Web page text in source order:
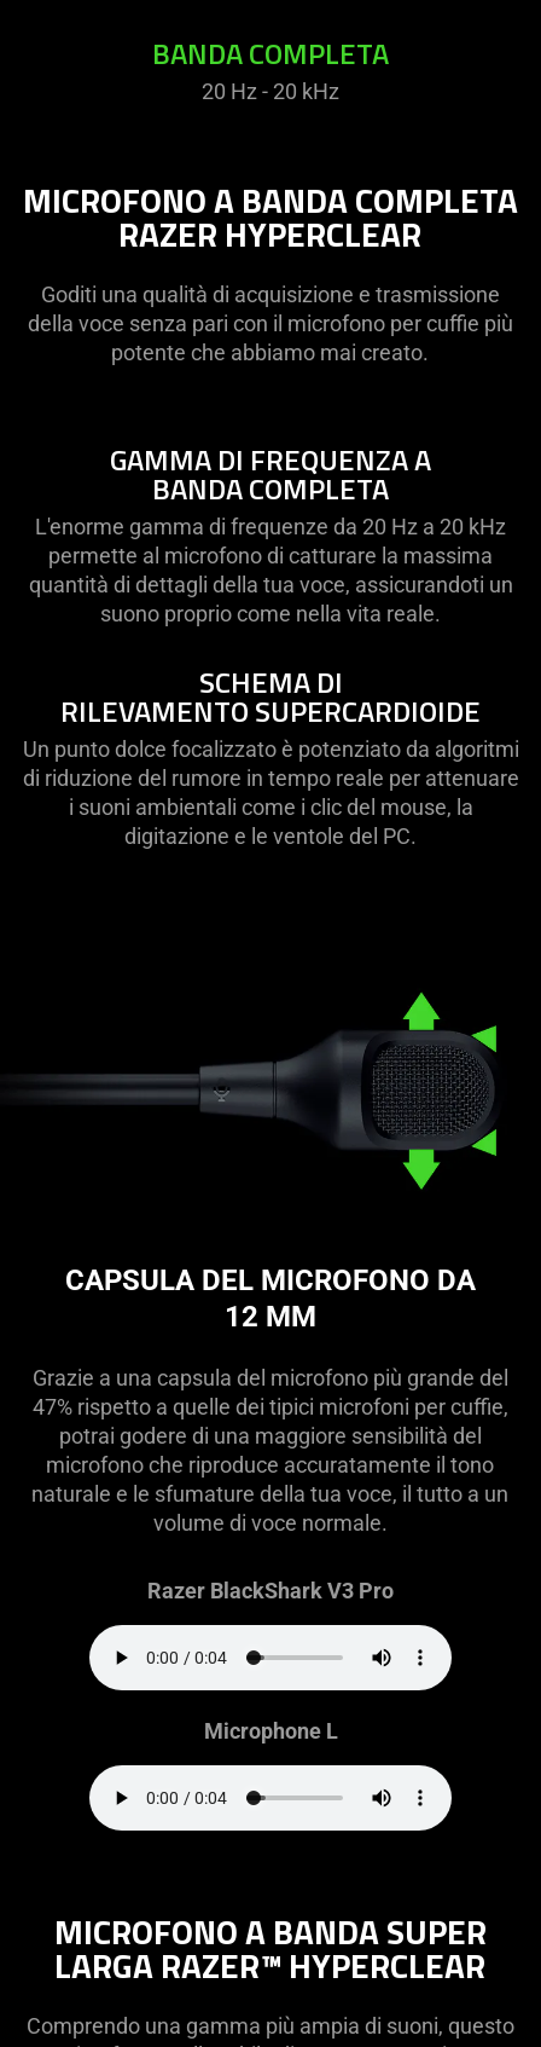
BANDA COMPLETA
20 Hz - 20 kHz
MICROFONO A BANDA COMPLETA
RAZER HYPERCLEAR
Goditi una qualità di acquisizione e trasmissione
della voce senza pari con il microfono per cuffie più
potente che abbiamo mai creato.
CAPSULA DEL MICROFONO DA
12 MM
Grazie a una capsula del microfono più grande del
47% rispetto a quelle dei tipici microfoni per cuffie,
potrai godere di una maggiore sensibilità del
microfono che riproduce accuratamente il tono
naturale e le sfumature della tua voce, il tutto a un
volume di voce normale.
GAMMA DI FREQUENZA A
BANDA COMPLETA
L'enorme gamma di frequenze da 20 Hz a 20 kHz
permette al microfono di catturare la massima
quantità di dettagli della tua voce, assicurandoti un
suono proprio come nella vita reale.
SCHEMA DI
RILEVAMENTO SUPERCARDIOIDE
Un punto dolce focalizzato è potenziato da algoritmi
di riduzione del rumore in tempo reale per attenuare
i suoni ambientali come i clic del mouse, la
digitazione e le ventole del PC.
Razer BlackShark V3 Pro
Microphone L
MICROFONO A BANDA SUPER
LARGA RAZER™ HYPERCLEAR
Comprendo una gamma più ampia di suoni, questo